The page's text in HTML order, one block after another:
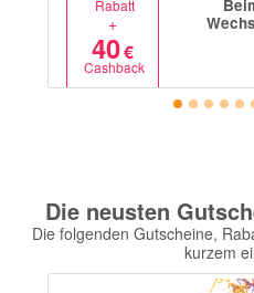
Rabatt
+
40€
Cashback
Die neusten
Die folgenden Gutscheine,
kurzem